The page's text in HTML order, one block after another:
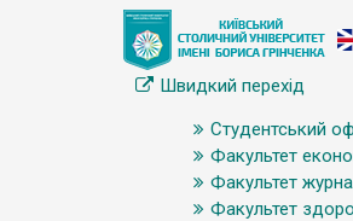
Швидкий перехід
Студентський
Факультет
Факультет
Факультет